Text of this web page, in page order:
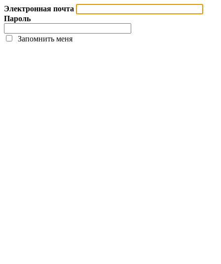
Электронная почта
Пароль
Запомнить меня